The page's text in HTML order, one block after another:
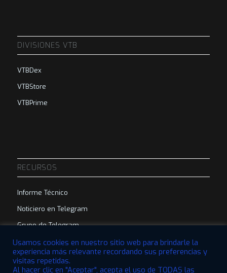
DIVISIONES VTB
VTBDex
VTBStore
VTBPrime
RECURSOS
Informe Técnico
Noticiero en Telegram
Grupo de Telegram
Usamos cookies en nuestro sitio web para brindarle la
experiencia más relevante recordando sus preferencias y
visitas repetidas.
Al hacer clic en "Aceptar", acepta el uso de TODAS las